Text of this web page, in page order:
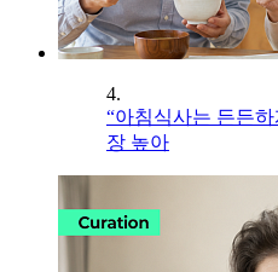
4.
“아침식사는 든든
장 높아